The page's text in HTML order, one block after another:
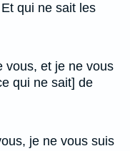
qui ne sait les
vous, et je ne vous
qui ne sait] de
je ne vous suis